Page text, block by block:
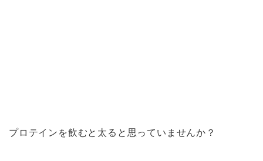
プロテインを飲むと太ると思っていませんか？